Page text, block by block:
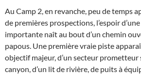
Au Camp 2, en revanche, peu de temps
de premières prospections, l’espoir
importante naît au bout d’un chemin
papous. Une première vraie piste
objectif majeur, d’un secteur prometteur
canyon, d’un lit de rivière, de puits à